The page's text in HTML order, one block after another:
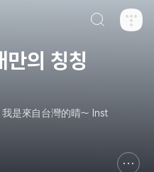
의 칭칭